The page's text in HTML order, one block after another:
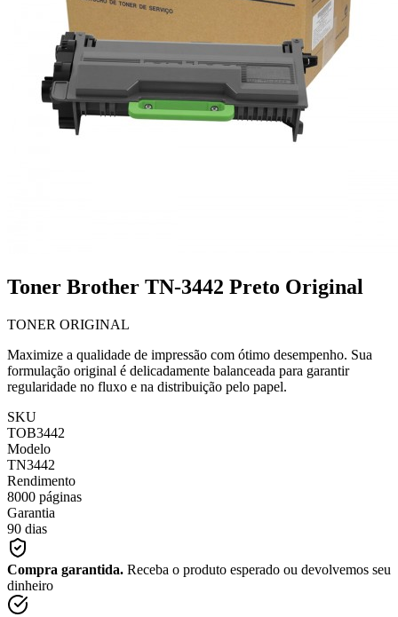
Toner Brother TN-3442 Preto Original
TONER ORIGINAL
Maximize a qualidade de impressão com ótimo desempenho. Sua
formulação original é delicadamente balanceada para garantir
regularidade no fluxo e na distribuição pelo papel.
SKU
TOB3442
Modelo
TN3442
Rendimento
8000 páginas
Garantia
90 dias
Compra garantida. Receba o produto esperado ou devolvemos seu
dinheiro